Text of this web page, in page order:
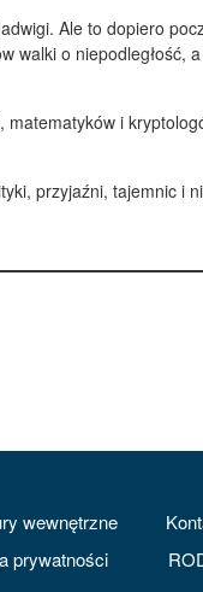
Ale to dopiero
walki o
i
przyjaźni, tajemnic i
wewnętrzne
prywatności